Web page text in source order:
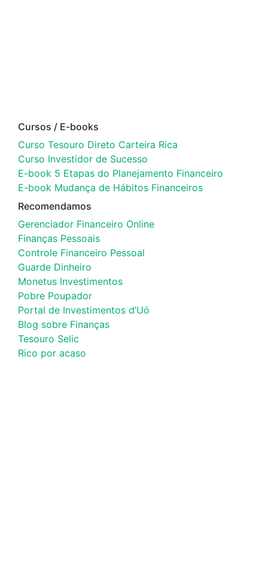
Cursos / E-books
Curso Tesouro Direto Carteira Rica
Curso Investidor de Sucesso
E-book 5 Etapas do Planejamento Financeiro
E-book Mudança de Hábitos Financeiros
Recomendamos
Gerenciador Financeiro Online
Finanças Pessoais
Controle Financeiro Pessoal
Guarde Dinheiro
Monetus Investimentos
Pobre Poupador
Portal de Investimentos d’Uó
Blog sobre Finanças
Tesouro Selic
Rico por acaso